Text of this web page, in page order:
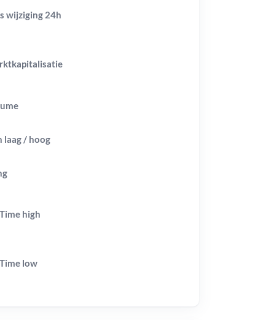
wijziging 24h
laag / hoog
high
low